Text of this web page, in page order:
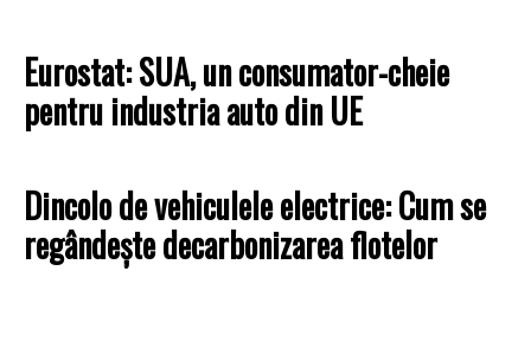
Eurostat: SUA, un consumator-cheie
pentru industria auto din UE
Dincolo de vehiculele electrice: Cum se
regândește decarbonizarea flotelor